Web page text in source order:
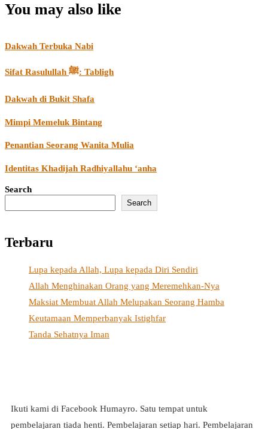
You may also like
Dakwah Terbuka Nabi
Sifat Rasulullah ﷺ: Tabligh
Dakwah di Bukit Shafa
Mimpi Memeluk Bintang
Penantian Seorang Wanita Mulia
Identitas Khadijah Radhiyallahu ‘anha
Search
Search
Terbaru
Lupa kepada Allah, Lupa kepada Diri Sendiri
Allah Menghinakan Orang yang Meremehkan-Nya
Maksiat Membuat Allah Melupakan Seorang Hamba
Keutamaan Memperbanyak Istighfar
Tanda Sehatnya Iman
Ikuti kami di Facebook Humayro. Satu tempat untuk
pembelajaran tiada henti. Pembelajaran setiap hari. Pembelajaran